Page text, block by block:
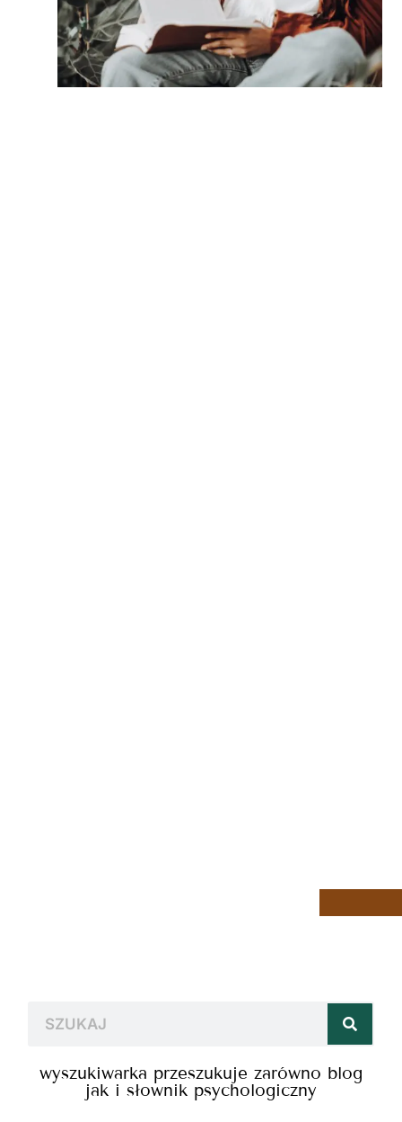
wyszukiwarka przeszukuje zarówno blog
jak i słownik psychologiczny